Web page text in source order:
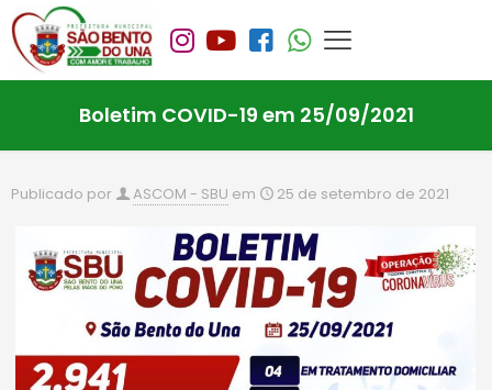
Boletim COVID-19 em 25/09/2021
Publicado por ASCOM - SBU em 25 de setembro de 2021